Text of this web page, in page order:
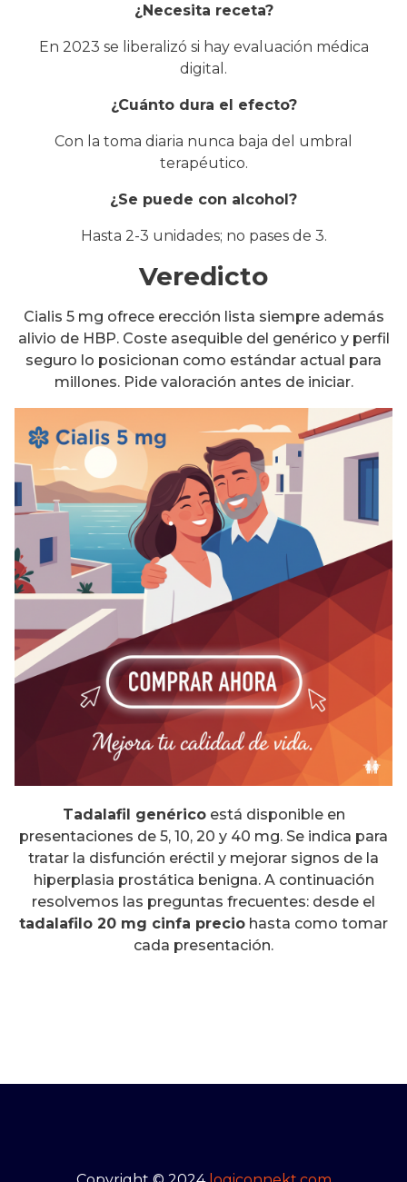
¿Necesita receta?
En 2023 se liberalizó si hay evaluación médica
digital.
¿Cuánto dura el efecto?
Con la toma diaria nunca baja del umbral
terapéutico.
¿Se puede con alcohol?
Hasta 2-3 unidades; no pases de 3.
Veredicto
Cialis 5 mg ofrece erección lista siempre además
alivio de HBP. Coste asequible del genérico y perfil
seguro lo posicionan como estándar actual para
millones. Pide valoración antes de iniciar.
Tadalafil genéricoestá disponible en
presentaciones de 5, 10, 20 y 40 mg. Se indica para
tratar la disfunción eréctil y mejorar signos de la
hiperplasia prostática benigna. A continuación
resolvemos las preguntas frecuentes: desde el
tadalafilo 20 mg cinfa precio hasta como tomar
cada presentación.